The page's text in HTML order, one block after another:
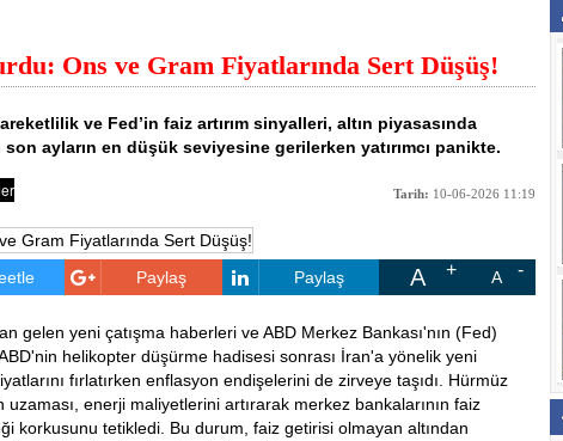
Ons ve Gram Fiyatlarında Sert Düşüş!
ve Fed’in faiz artırım sinyalleri, altın piyasasında
ayların en düşük seviyesine gerilerken yatırımcı panikte.
Tarih: 10-06-2026 11:19
Paylaş Paylaş A A
gelen yeni çatışma haberleri ve ABD Merkez Bankası'nın (Fed)
helikopter düşürme hadisesi sonrası İran'a yönelik yeni
fırlatırken enflasyon endişelerini de zirveye taşıdı. Hürmüz
uzaması, enerji maliyetlerini artırarak merkez bankalarının faiz
korkusunu tetikledi. Bu durum, faiz getirisi olmayan altından